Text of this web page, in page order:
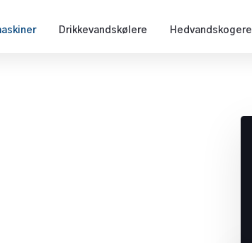
Drikkevandskølere Hedvandskogere